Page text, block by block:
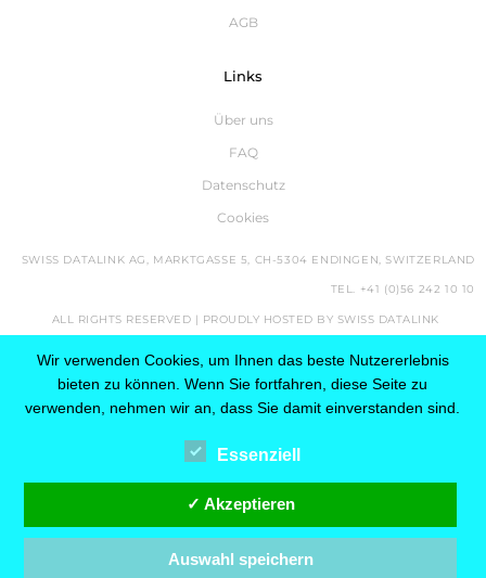
AGB
Links
Über uns
FAQ
Datenschutz
Cookies
SWISS DATALINK AG, MARKTGASSE 5, CH-5304 ENDINGEN, SWITZERLAND
TEL. +41 (0)56 242 10 10
ALL RIGHTS RESERVED | PROUDLY HOSTED BY SWISS DATALINK
Wir verwenden Cookies, um Ihnen das beste Nutzererlebnis
bieten zu können. Wenn Sie fortfahren, diese Seite zu
verwenden, nehmen wir an, dass Sie damit einverstanden sind.
Essenziell
✓ Akzeptieren
Auswahl speichern